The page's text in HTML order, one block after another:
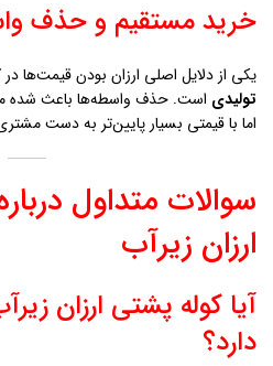
خرید مستقیم و حذف
یکی از دلایل اصلی ارزان بودن قیمت‌ها
تولیدی است. حذف واسطه‌ها باعث شده
اما با قیمتی بسیار پایین‌تر به دست
سوالات متداول
ارزان زيرآب
آیا کوله پشتی ارزان
دارد؟